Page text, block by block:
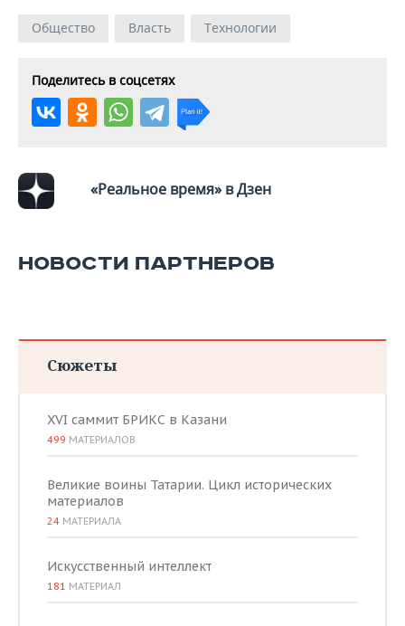
Общество Власть Технологии
Поделитесь в соцсетях
«Реальное время» в Дзен
НОВОСТИ ПАРТНЕРОВ
Сюжеты
XVI саммит БРИКС в Казани
499 МАТЕРИАЛОВ
Великие воины Татарии. Цикл исторических
материалов
24 МАТЕРИАЛА
Искусственный интеллект
181 МАТЕРИАЛ